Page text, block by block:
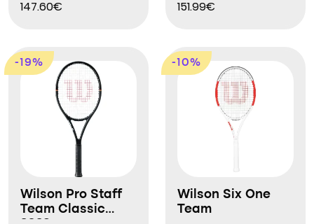
147.60€
151.99€
-19%
Wilson Pro Staff
Team Classic
-10%
Wilson Six One
Team